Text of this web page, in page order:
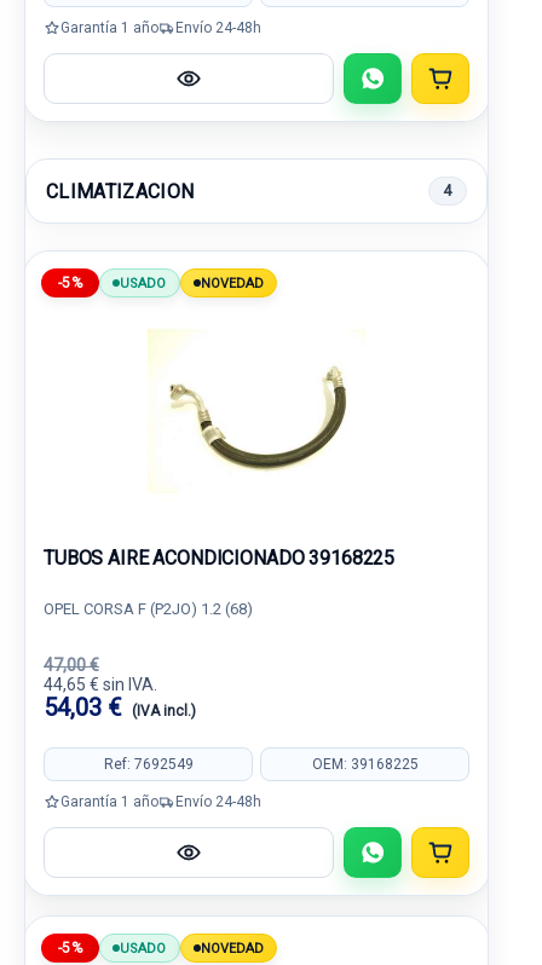
Garantía 1 año Envío 24-48h
CLIMATIZACION 4
-5% USADO NOVEDAD
TUBOS AIRE ACONDICIONADO 39168225
OPEL CORSA F (P2JO) 1.2 (68)
47,00 €
44,65 € sin IVA.
54,03 € (IVA incl.)
Ref: 7692549 OEM: 39168225
Garantía 1 año Envío 24-48h
-5% USADO NOVEDAD